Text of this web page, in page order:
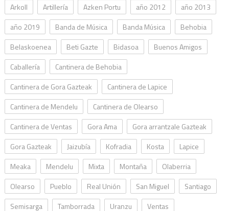
Arkoll
Artillería Azken Portu año 2012
año 2013
año 2019
Banda de Música Banda Música
Behobia
Belaskoenea
Beti Gazte Bidasoa
Buenos Amigos
Caballería
Cantinera de Behobia
Cantinera de Gora Gazteak
Cantinera de Lapice
Cantinera de Mendelu
Cantinera de Olearso
Cantinera de Ventas
Gora Ama
Gora arrantzale Gazteak
Gora Gazteak
Jaizubía Kofradia Kosta
Lapice
Meaka
Mendelu Mixta Montaña
Olaberria
Olearso
Pueblo Real Unión San Miguel
Santiago
Semisarga
Tamborrada Uranzu Ventas